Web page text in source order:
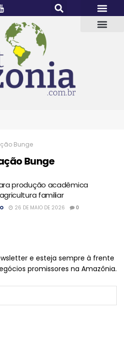
Bunge
Bunge
produção acadêmica
familiar
26 DE MAIO DE 2026 0
e esteja sempre à frente
promissores na Amazônia.